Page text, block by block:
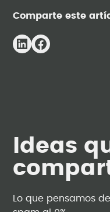
Comparte este
Ideas
Lo que pensamos